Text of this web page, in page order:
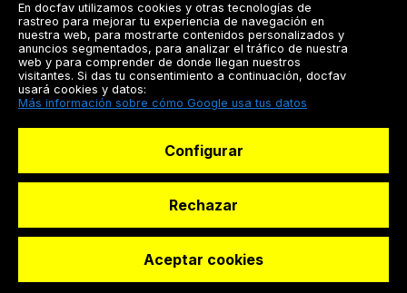
Solicitar reserva
Registrarse
Docfav
© Dashboard Technologies S.L
En docfav utilizamos cookies y otras tecnologías de
rastreo para mejorar tu experiencia de navegación en
nuestra web, para mostrarte contenidos personalizados y
anuncios segmentados, para analizar el tráfico de nuestra
web y para comprender de donde llegan nuestros
visitantes. Si das tu consentimiento a continuación, docfav
usará cookies y datos:
Más información sobre cómo Google usa tus datos
Configurar
Rechazar
Aceptar cookies